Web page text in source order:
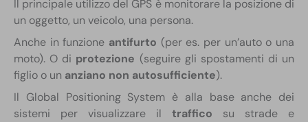
Il principale utilizzo del GPS è monitorare la posizione di
un oggetto, un veicolo, una persona.
Anche in funzione antifurto (per es. per un’auto o una
moto). O di protezione (seguire gli spostamenti di un
figlio o un anziano non autosufficiente).
Il Global Positioning System è alla base anche dei
sistemi per visualizzare il traffico su strade e